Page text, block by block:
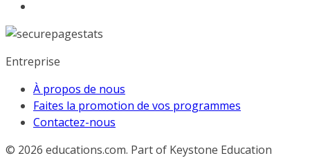
Entreprise
À propos de nous
Faites la promotion de vos programmes
Contactez-nous
© 2026 educations.com. Part of Keystone Education